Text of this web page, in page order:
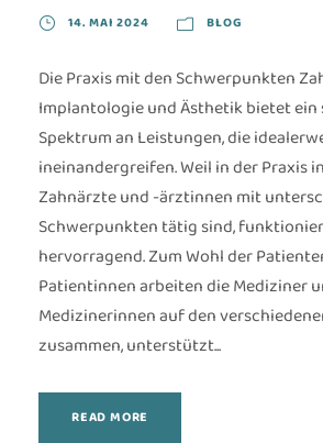
14. MAI 2024 BLOG
Die Praxis mit den Schwerpunkten
Implantologie und Ästhetik bietet ein
Spektrum an Leistungen, die
ineinandergreifen. Weil in der Praxis
Zahnärzte und -ärztinnen mit
Schwerpunkten tätig sind,
hervorragend. Zum Wohl der
Patientinnen arbeiten die Mediziner
Medizinerinnen auf den
zusammen, unterstützt...
READ MORE